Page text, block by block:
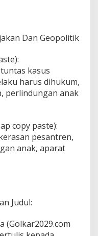
Dan Geopolitik
kasus
harus dihukum,
perlindungan anak
copy paste):
pesantren,
anak, aparat
Judul:
(Golkar2029.com